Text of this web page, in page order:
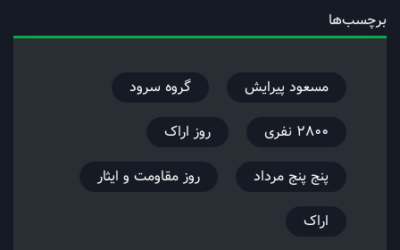
برچسب‌ها
مسعود پیرایش
گروه سرود
۲۸۰۰ نفری
روز اراک
پنج پنج مرداد
روز مقاومت و ایثار
اراک